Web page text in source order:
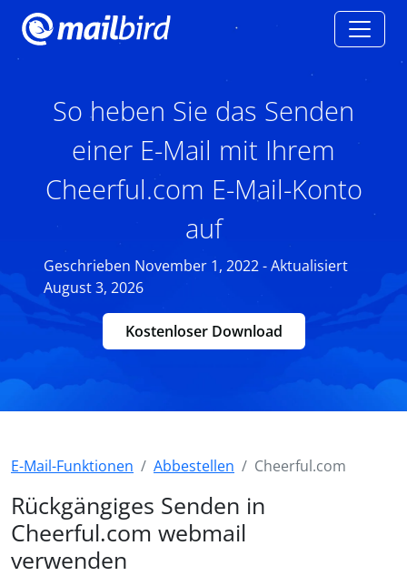
So heben Sie das Senden
einer E-Mail mit Ihrem
Cheerful.com E-Mail-Konto
auf
Geschrieben November 1, 2022 - Aktualisiert
August 3, 2026
Kostenloser Download
E-Mail-Funktionen Abbestellen Cheerful.com
Rückgängiges Senden in
Cheerful.com webmail
verwenden